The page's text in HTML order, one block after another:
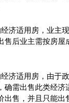
济适用房，业主
售后业主需按房屋
济适用房，由于
确需出售此类经济
出售，并且只能出